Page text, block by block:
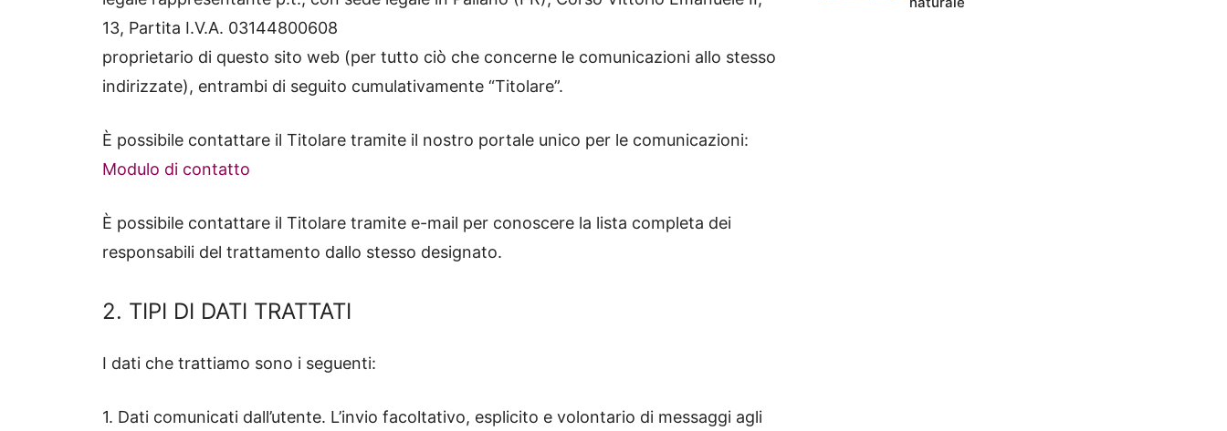
13, Partita I.V.A. 03144800608
proprietario di questo sito web (per tutto ciò che concerne le comunicazioni allo stesso
indirizzate), entrambi di seguito cumulativamente “Titolare”.
È possibile contattare il Titolare tramite il nostro portale unico per le comunicazioni:
Modulo di contatto
È possibile contattare il Titolare tramite e-mail per conoscere la lista completa dei
responsabili del trattamento dallo stesso designato.
2. TIPI DI DATI TRATTATI
I dati che trattiamo sono i seguenti:
1. Dati comunicati dall’utente. L’invio facoltativo, esplicito e volontario di messaggi agli